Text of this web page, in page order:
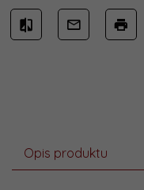
Opis produktu